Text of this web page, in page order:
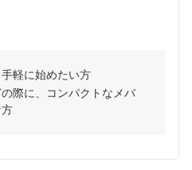
軽に始めたい方
際に、コンパクトなメバ